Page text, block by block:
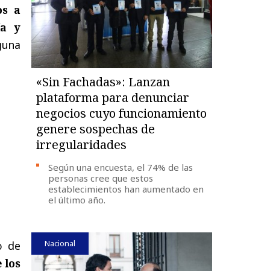
a
y
de
los
«Sin Fachadas»: Lanzan
plataforma para denunciar
negocios cuyo funcionamiento
genere sospechas de
irregularidades
Según una encuesta, el 74% de las
personas cree que estos
establecimientos han aumentado en
el último año.
Nacional